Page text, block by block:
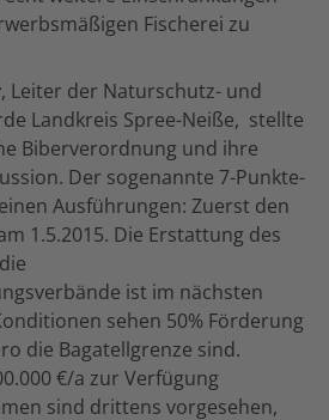
Fischerei zu
, Leiter der Naturschutz- und
Landkreis Spree-Neiße, stellte
Biberverordnung und ihre
Der sogenannte 7-Punkte-
Ausführungen: Zuerst den
1.5.2015. Die Erstattung des
ist im nächsten
sehen 50% Förderung
die Bagatellgrenze sind.
€/a zur Verfügung
sind drittens vorgesehen,